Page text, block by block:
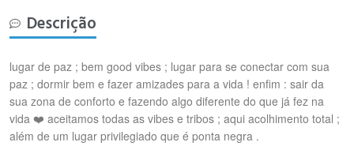
Descrição
lugar de paz ; bem good vibes ; lugar para se conectar com sua
paz ; dormir bem e fazer amizades para a vida ! enfim : sair da
sua zona de conforto e fazendo algo diferente do que já fez na
vida ❤️ aceitamos todas as vibes e tribos ; aqui acolhimento total ;
além de um lugar privilegiado que é ponta negra .